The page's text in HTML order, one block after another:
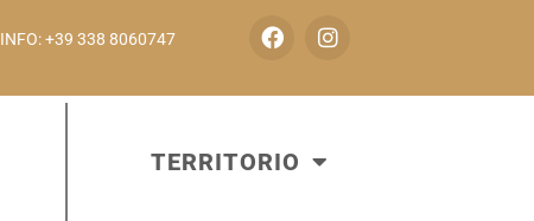
INFO: +39 338 8060747
TERRITORIO